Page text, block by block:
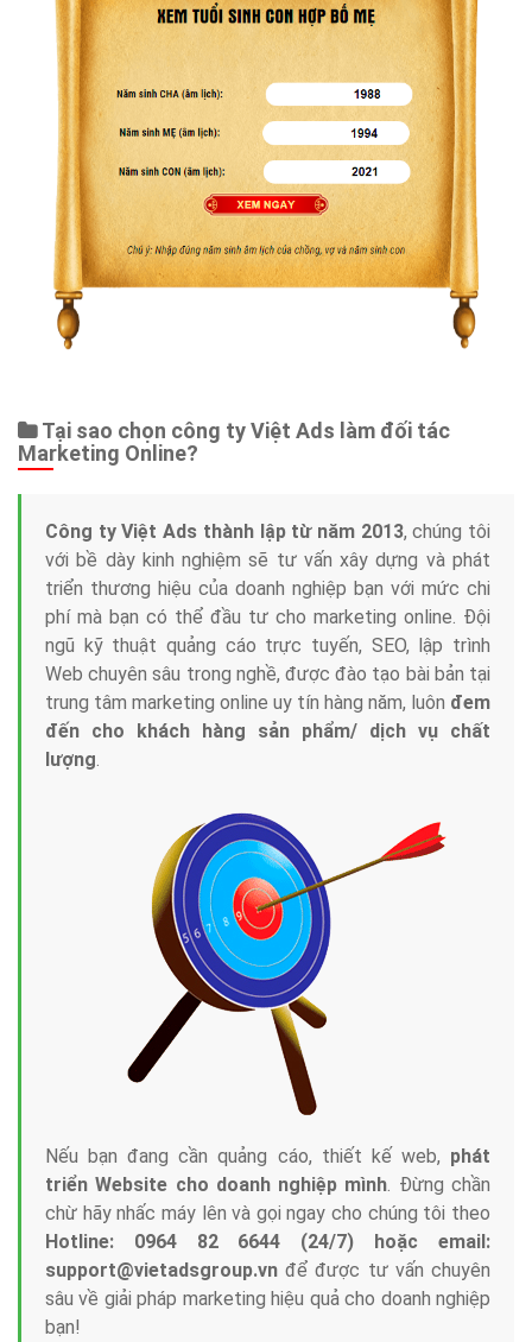
Tại sao chọn công ty Việt Ads làm đối tác
Marketing Online?
Công ty Việt Ads thành lập từ năm 2013, chúng tôi
với bề dày kinh nghiệm sẽ tư vấn xây dựng và phát
triển thương hiệu của doanh nghiệp bạn với mức chi
phí mà bạn có thể đầu tư cho marketing online. Đội
ngũ kỹ thuật quảng cáo trực tuyến, SEO, lập trình
Web chuyên sâu trong nghề, được đào tạo bài bản tại
trung tâm marketing online uy tín hàng năm, luôn đem
đến cho khách hàng sản phẩm/ dịch vụ chất
lượng.
Nếu bạn đang cần quảng cáo, thiết kế web, phát
triển Website cho doanh nghiệp mình. Đừng chần
chừ hãy nhấc máy lên và gọi ngay cho chúng tôi theo
Hotline: 0964 82 6644 (24/7) hoặc email:
support@vietadsgroup.vn để được tư vấn chuyên
sâu về giải pháp marketing hiệu quả cho doanh nghiệp
bạn!